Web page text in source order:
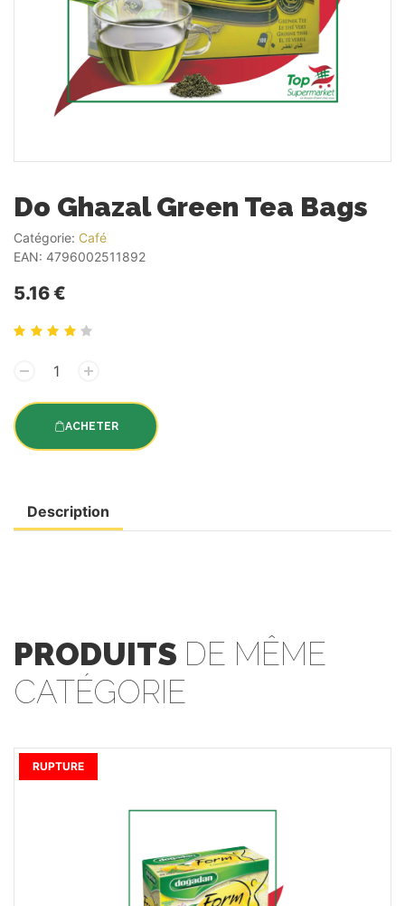
Do Ghazal Green Tea Bags
Catégorie: Café
EAN: 4796002511892
5.16 €
ACHETER
Description
PRODUITS DE MÊME
CATÉGORIE
RUPTURE